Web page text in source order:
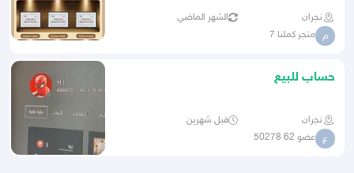
نجران الشهر الماضي
م متجر كملنا 7
حساب للبيع
نجران قبل شهرين
ع عضو 62 50278